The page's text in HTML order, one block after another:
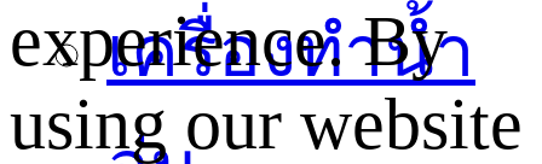
เครื่องทำน้ำ
experience. By
using our website